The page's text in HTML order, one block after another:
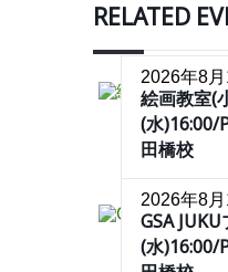
RELATED
2026年8
絵画教室(
(水)16:00/
田橋校
2026年8
GSA
(水)16:00/